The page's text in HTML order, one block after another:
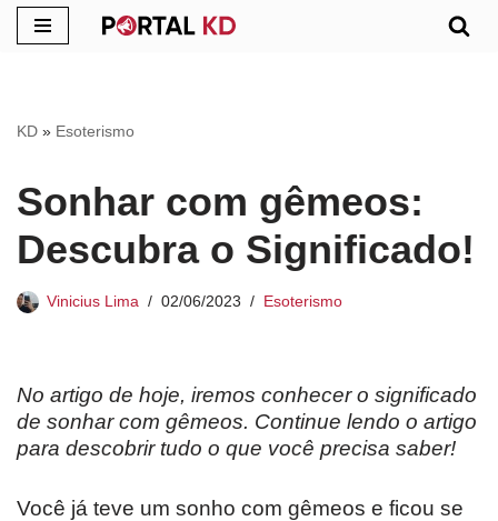
conteúdo
KD » Esoterismo
Sonhar com gêmeos:
Descubra o Significado!
Vinicius Lima 02/06/2023 Esoterismo
No artigo de hoje, iremos conhecer o significado
de sonhar com gêmeos. Continue lendo o artigo
para descobrir tudo o que você precisa saber!
Você já teve um sonho com gêmeos e ficou se